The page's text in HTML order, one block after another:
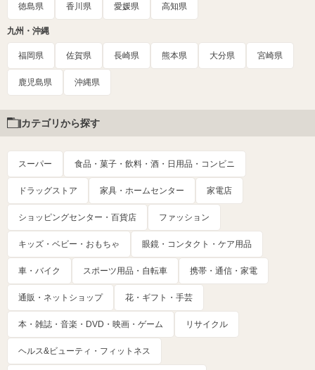
徳島県 香川県 愛媛県 高知県
九州・沖縄
福岡県 佐賀県 長崎県 熊本県 大分県 宮崎県
鹿児島県 沖縄県
カテゴリから探す
スーパー 食品・菓子・飲料・酒・日用品・コンビニ
ドラッグストア 家具・ホームセンター 家電店
ショッピングセンター・百貨店 ファッション
キッズ・ベビー・おもちゃ 眼鏡・コンタクト・ケア用品
車・バイク スポーツ用品・自転車 携帯・通信・家電
通販・ネットショップ 花・ギフト・手芸
本・雑誌・音楽・DVD・映画・ゲーム リサイクル
ヘルス&ビューティ・フィットネス